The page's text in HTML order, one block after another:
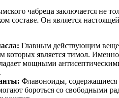
чабреца заключается не
составе. Он является
Главным действующим
которых является тимол.
мощными
Флавоноиды, содержащиеся
бороться со свободными